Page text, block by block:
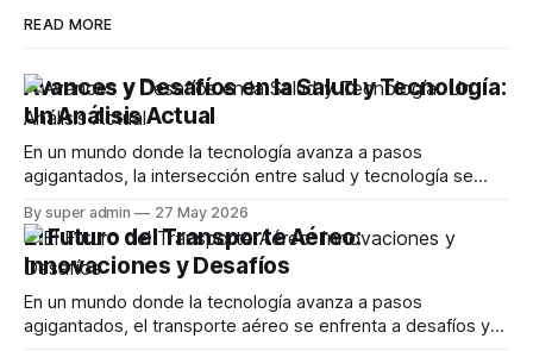
READ MORE
Avances y Desafíos en la Salud y Tecnología:
Un Análisis Actual
En un mundo donde la tecnología avanza a pasos
agigantados, la intersección entre salud y tecnología se
desarrollos recientes en aplicaciones de salud, desafíos
que enfrentan los usuarios y las controversias que emergen
By super admin 27 May 2026
El Futuro del Transporte Aéreo:
Innovaciones y Desafíos
En un mundo donde la tecnología avanza a pasos
agigantados, el transporte aéreo se enfrenta a desafíos y